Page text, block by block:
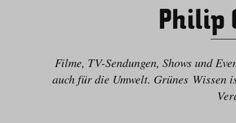
Philip
Filme, TV-Sendungen, Shows und
auch für die Umwelt. Grünes Wissen